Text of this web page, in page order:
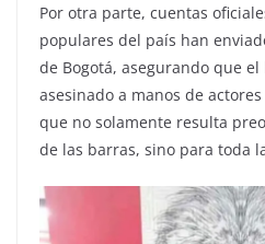
Por otra parte, cuentas
populares del país han
de Bogotá, asegurando que
asesinado a manos de
que no solamente resulta
de las barras, sino para toda